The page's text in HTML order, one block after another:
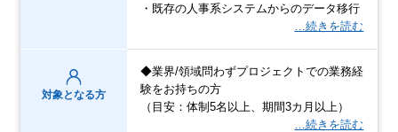
・既存の人事系システムからのデータ移行
…続きを読む
対象となる方
◆業界/領域問わずプロジェクトでの業務経
験をお持ちの方
（目安：体制5名以上、期間3カ月以上）
…続きを読む